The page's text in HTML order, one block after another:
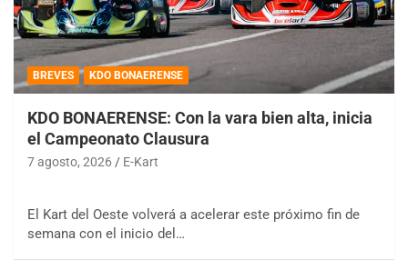
BREVES KDO BONAERENSE
KDO BONAERENSE: Con la vara bien alta, inicia
el Campeonato Clausura
7 agosto, 2026 E-Kart
El Kart del Oeste volverá a acelerar este próximo fin de
semana con el inicio del…